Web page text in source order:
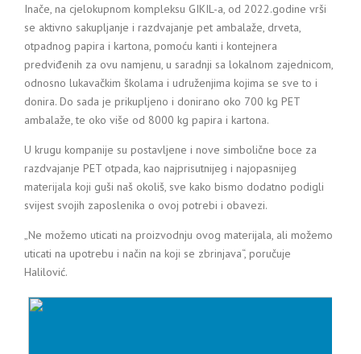
Inače, na cjelokupnom kompleksu GIKIL-a, od 2022.godine vrši
se aktivno sakupljanje i razdvajanje pet ambalaže, drveta,
otpadnog papira i kartona, pomoću kanti i kontejnera
predviđenih za ovu namjenu, u saradnji sa lokalnom zajednicom,
odnosno lukavačkim školama i udruženjima kojima se sve to i
donira. Do sada je prikupljeno i donirano oko 700 kg PET
ambalaže, te oko više od 8000 kg papira i kartona.
U krugu kompanije su postavljene i nove simbolične boce za
razdvajanje PET otpada, kao najprisutnijeg i najopasnijeg
materijala koji guši naš okoliš, sve kako bismo dodatno podigli
svijest svojih zaposlenika o ovoj potrebi i obavezi.
„Ne možemo uticati na proizvodnju ovog materijala, ali možemo
uticati na upotrebu i način na koji se zbrinjava“, poručuje
Halilović.